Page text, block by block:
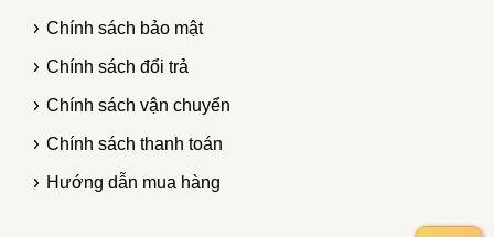
Chính sách bảo mật
Chính sách đổi trả
Chính sách vận chuyển
Chính sách thanh toán
Hướng dẫn mua hàng